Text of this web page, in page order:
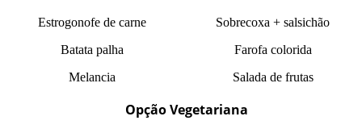
Estrogonofe de carne
Batata palha
Melancia
Sobrecoxa + salsichão
Farofa colorida
Salada de frutas
Opção Vegetariana